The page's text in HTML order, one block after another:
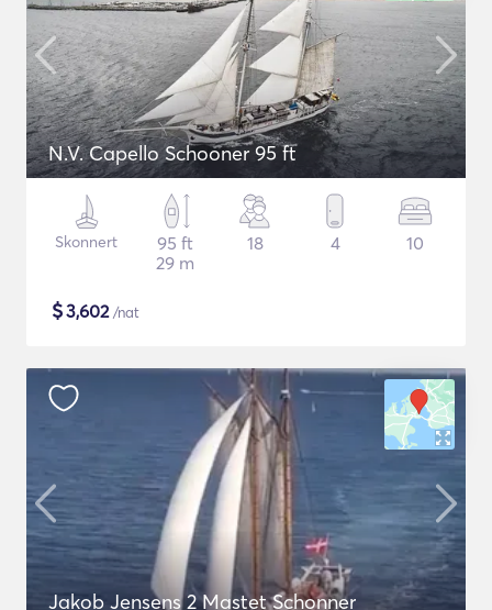
N.V. Capello Schooner 95 ft
Skonnert
95 ft
29 m
18 4 10
$3,602/nat
Jakob Jensens 2 Mastet Schonner